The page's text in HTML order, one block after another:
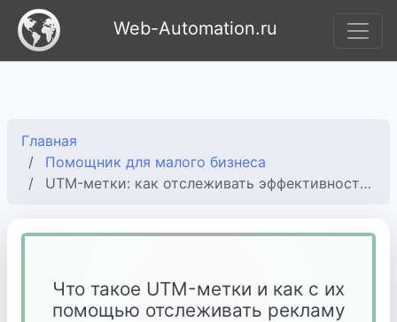
Web-Automation.ru
Главная
Помощник для малого бизнеса
UTM-метки: как отслеживать эффективность рекламных каналов
Что такое UTM-метки и как с их
помощью отслеживать рекламу